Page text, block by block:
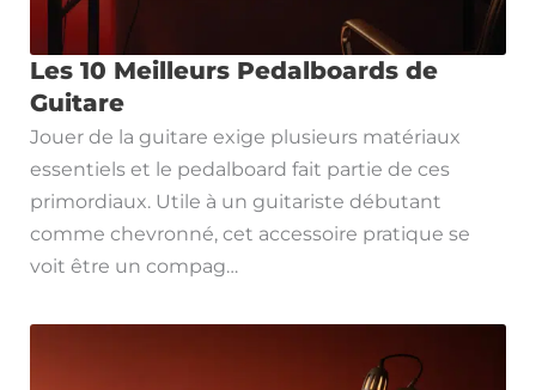
Les 10 Meilleurs Pedalboards de
Guitare
Jouer de la guitare exige plusieurs matériaux
essentiels et le pedalboard fait partie de ces
primordiaux. Utile à un guitariste débutant
comme chevronné, cet accessoire pratique se
voit être un compag…